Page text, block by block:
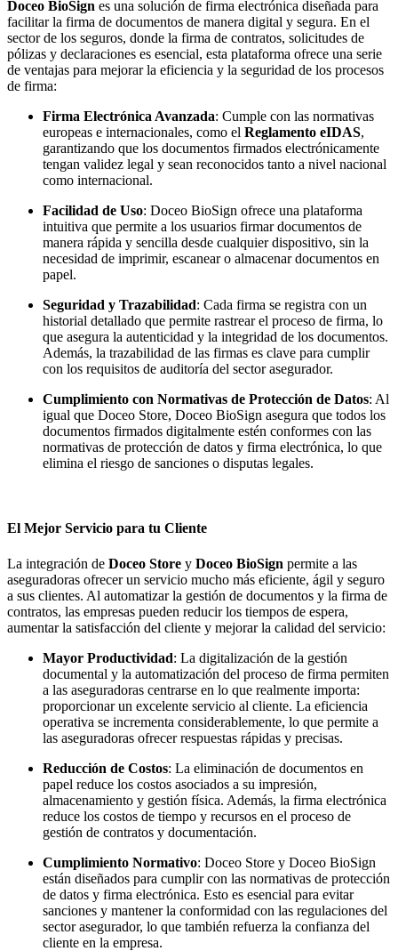
Doceo BioSign es una solución de firma electrónica diseñada para
facilitar la firma de documentos de manera digital y segura. En el
sector de los seguros, donde la firma de contratos, solicitudes de
pólizas y declaraciones es esencial, esta plataforma ofrece una serie
de ventajas para mejorar la eficiencia y la seguridad de los procesos
de firma:
Firma Electrónica Avanzada: Cumple con las normativas
europeas e internacionales, como el Reglamento eIDAS,
garantizando que los documentos firmados electrónicamente
tengan validez legal y sean reconocidos tanto a nivel nacional
como internacional.
Facilidad de Uso: Doceo BioSign ofrece una plataforma
intuitiva que permite a los usuarios firmar documentos de
manera rápida y sencilla desde cualquier dispositivo, sin la
necesidad de imprimir, escanear o almacenar documentos en
papel.
Seguridad y Trazabilidad: Cada firma se registra con un
historial detallado que permite rastrear el proceso de firma, lo
que asegura la autenticidad y la integridad de los documentos.
Además, la trazabilidad de las firmas es clave para cumplir
con los requisitos de auditoría del sector asegurador.
Cumplimiento con Normativas de Protección de Datos: Al
igual que Doceo Store, Doceo BioSign asegura que todos los
documentos firmados digitalmente estén conformes con las
normativas de protección de datos y firma electrónica, lo que
elimina el riesgo de sanciones o disputas legales.
El Mejor Servicio para tu Cliente
La integración de Doceo Store y Doceo BioSign permite a las
aseguradoras ofrecer un servicio mucho más eficiente, ágil y seguro
a sus clientes. Al automatizar la gestión de documentos y la firma de
contratos, las empresas pueden reducir los tiempos de espera,
aumentar la satisfacción del cliente y mejorar la calidad del servicio:
Mayor Productividad: La digitalización de la gestión
documental y la automatización del proceso de firma permiten
a las aseguradoras centrarse en lo que realmente importa:
proporcionar un excelente servicio al cliente. La eficiencia
operativa se incrementa considerablemente, lo que permite a
las aseguradoras ofrecer respuestas rápidas y precisas.
Reducción de Costos: La eliminación de documentos en
papel reduce los costos asociados a su impresión,
almacenamiento y gestión física. Además, la firma electrónica
reduce los costos de tiempo y recursos en el proceso de
gestión de contratos y documentación.
Cumplimiento Normativo: Doceo Store y Doceo BioSign
están diseñados para cumplir con las normativas de protección
de datos y firma electrónica. Esto es esencial para evitar
sanciones y mantener la conformidad con las regulaciones del
sector asegurador, lo que también refuerza la confianza del
cliente en la empresa.